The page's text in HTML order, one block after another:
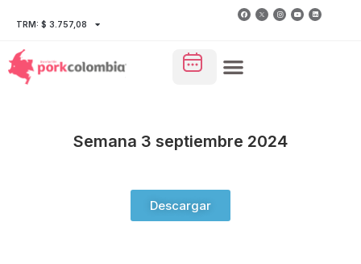
TRM: $ 3.757,08
Semana 3 septiembre 2024
Descargar